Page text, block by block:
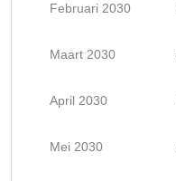
Februari 2030
Maart 2030
April 2030
Mei 2030